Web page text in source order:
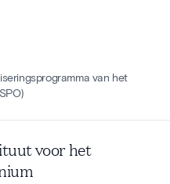
van het
voor het